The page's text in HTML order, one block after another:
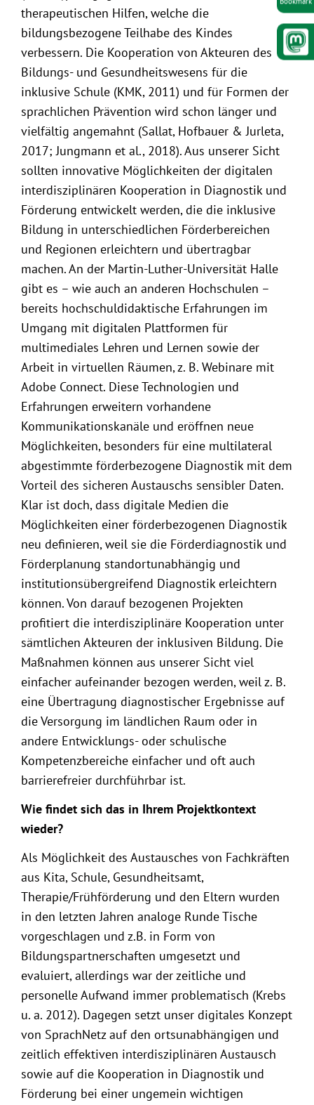
therapeutischen Hilfen, welche die
bildungsbezogene Teilhabe des Kindes
verbessern. Die Kooperation von Akteuren des
Bildungs- und Gesundheitswesens für die
inklusive Schule (KMK, 2011) und für Formen der
sprachlichen Prävention wird schon länger und
vielfältig angemahnt (Sallat, Hofbauer & Jurleta,
2017; Jungmann et al., 2018). Aus unserer Sicht
sollten innovative Möglichkeiten der digitalen
interdisziplinären Kooperation in Diagnostik und
Förderung entwickelt werden, die die inklusive
Bildung in unterschiedlichen Förderbereichen
und Regionen erleichtern und übertragbar
machen. An der Martin-Luther-Universität Halle
gibt es – wie auch an anderen Hochschulen –
bereits hochschuldidaktische Erfahrungen im
Umgang mit digitalen Plattformen für
multimediales Lehren und Lernen sowie der
Arbeit in virtuellen Räumen, z. B. Webinare mit
Adobe Connect. Diese Technologien und
Erfahrungen erweitern vorhandene
Kommunikationskanäle und eröffnen neue
Möglichkeiten, besonders für eine multilateral
abgestimmte förderbezogene Diagnostik mit dem
Vorteil des sicheren Austauschs sensibler Daten.
Klar ist doch, dass digitale Medien die
Möglichkeiten einer förderbezogenen Diagnostik
neu definieren, weil sie die Förderdiagnostik und
Förderplanung standortunabhängig und
institutionsübergreifend Diagnostik erleichtern
können. Von darauf bezogenen Projekten
profitiert die interdisziplinäre Kooperation unter
sämtlichen Akteuren der inklusiven Bildung. Die
Maßnahmen können aus unserer Sicht viel
einfacher aufeinander bezogen werden, weil z. B.
eine Übertragung diagnostischer Ergebnisse auf
die Versorgung im ländlichen Raum oder in
andere Entwicklungs- oder schulische
Kompetenzbereiche einfacher und oft auch
barrierefreier durchführbar ist.
Wie findet sich das in Ihrem Projektkontext
wieder?
Als Möglichkeit des Austausches von Fachkräften
aus Kita, Schule, Gesundheitsamt,
Therapie/Frühförderung und den Eltern wurden
in den letzten Jahren analoge Runde Tische
vorgeschlagen und z.B. in Form von
Bildungspartnerschaften umgesetzt und
evaluiert, allerdings war der zeitliche und
personelle Aufwand immer problematisch (Krebs
u. a. 2012). Dagegen setzt unser digitales Konzept
von SprachNetz auf den ortsunabhängigen und
zeitlich effektiven interdisziplinären Austausch
sowie auf die Kooperation in Diagnostik und
Förderung bei einer ungemein wichtigen